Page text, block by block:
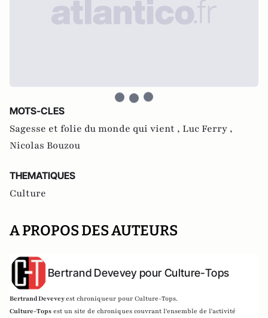
MOTS-CLES
Sagesse et folie du monde qui vient , Luc Ferry ,
Nicolas Bouzou
THEMATIQUES
Culture
A PROPOS DES AUTEURS
Bertrand Devevey pour Culture-Tops
Bertrand Deveveyest chroniqueur pour Culture-Tops.
Culture-Tops est un site de chroniques couvrant l'ensemble de l'activité